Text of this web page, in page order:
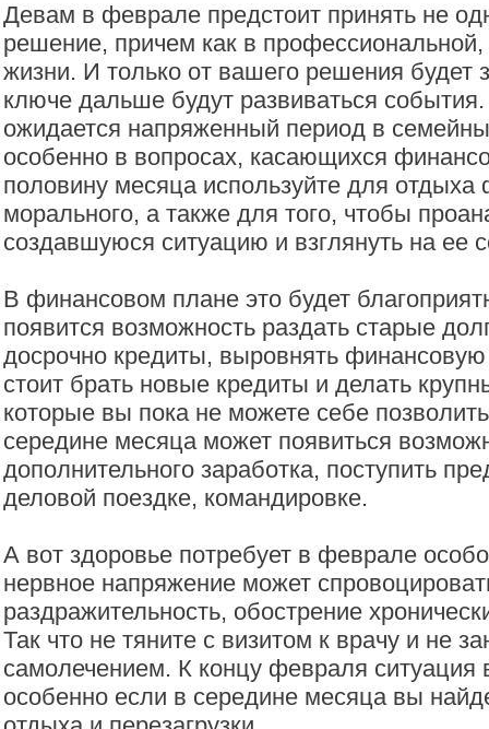
Девам в феврале предстоит принять не
решение, причем как в профессиональной,
жизни. И только от вашего решения будет
ключе дальше будут развиваться
ожидается напряженный период в
особенно в вопросах, касающихся
половину месяца используйте для отдыха
морального, а также для того, чтобы
создавшуюся ситуацию и взглянуть на ее
В финансовом плане это будет
появится возможность раздать старые
досрочно кредиты, выровнять
стоит брать новые кредиты и делать
которые вы пока не можете себе
середине месяца может появиться
дополнительного заработка, поступить
деловой поездке, командировке.
А вот здоровье потребует в феврале
нервное напряжение может
раздражительность, обострение
Так что не тяните с визитом к врачу и не
самолечением. К концу февраля ситуация
особенно если в середине месяца вы